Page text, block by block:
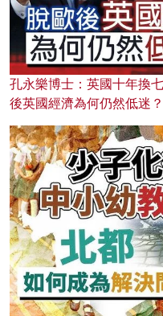
孔永樂博士：英國十年換
後英國經濟為何仍然低迷？